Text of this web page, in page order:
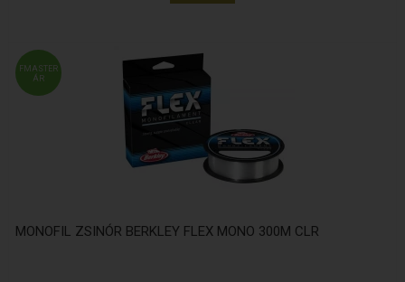
FMASTER
ÁR
MONOFIL ZSINÓR BERKLEY FLEX MONO 300M CLR